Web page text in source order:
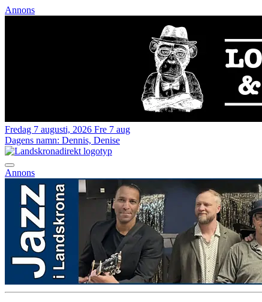
Annons
Fredag 7 augusti, 2026 Fre 7 aug
Dagens namn: Dennis, Denise
Annons